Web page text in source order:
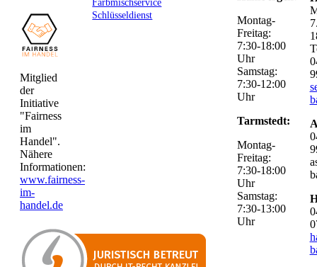
Mitglied
der
Initiative
"Fairness
im
Handel".
Nähere
Informationen:
www.fairness-
im-
handel.de
Farbmischservice
Schlüsseldienst
Montag-
Freitag:
7:30-18:00
Uhr
Samstag:
7:30-12:00
Uhr
Tarmstedt:
Montag-
Freitag:
7:30-18:00
Uhr
Samstag:
7:30-13:00
Uhr